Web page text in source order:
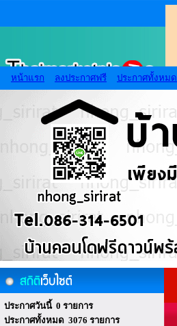
หน้าแรก ลงประกาศฟรี ประกาศทั้งหมด
ประกาศวันนี้ 0 รายการ
ประกาศทั้งหมด 3076 รายการ